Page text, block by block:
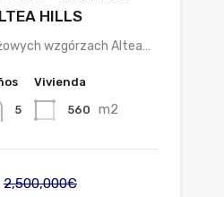
HILLS
wzgórzach Altea…
5
Vivienda
560 m2
2,500,000€